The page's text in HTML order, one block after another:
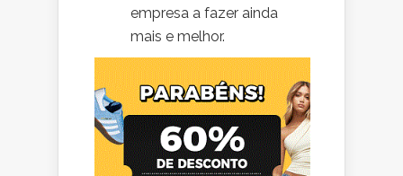
empresa a fazer ainda
mais e melhor.